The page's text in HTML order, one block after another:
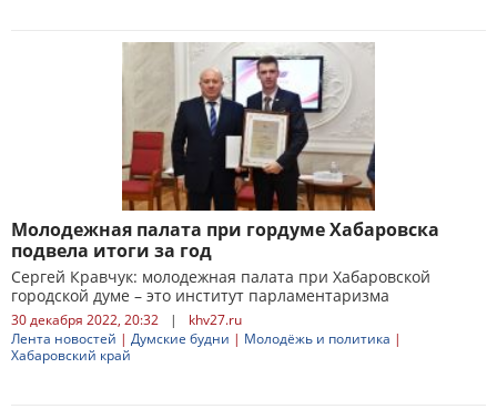
Молодежная палата при гордуме Хабаровска
подвела итоги за год
Сергей Кравчук: молодежная палата при Хабаровской
городской думе – это институт парламентаризма
30 декабря 2022, 20:32 |
khv27.ru
Лента новостей | Думские будни | Молодёжь и политика |
Хабаровский край